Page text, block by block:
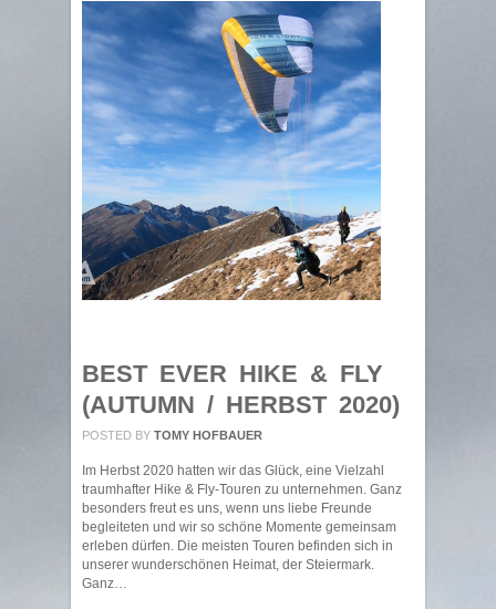
BEST EVER HIKE & FLY
(AUTUMN / HERBST 2020)
POSTED BY TOMY HOFBAUER
Im Herbst 2020 hatten wir das Glück, eine Vielzahl
traumhafter Hike & Fly-Touren zu unternehmen. Ganz
besonders freut es uns, wenn uns liebe Freunde
begleiteten und wir so schöne Momente gemeinsam
erleben dürfen. Die meisten Touren befinden sich in
unserer wunderschönen Heimat, der Steiermark.
Ganz…